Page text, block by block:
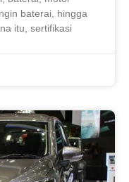
baterai, hingga
itu, sertifikasi